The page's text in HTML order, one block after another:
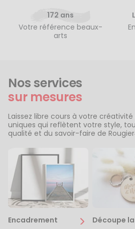
172 ans
Votre référence beaux-
arts
Nos services
sur mesures
Laissez libre cours à votre
uniques qui reflètent votre style,
qualité et du savoir-faire de
Encadrement Découpe